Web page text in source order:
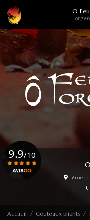
Aller
au
contenu
principal
O
9 rue
9.9/10
Accueil Couteaux pliants